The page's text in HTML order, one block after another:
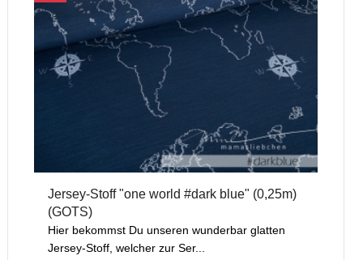
Jersey-Stoff "one world #dark blue" (0,25m)
(GOTS)
Hier bekommst Du unseren wunderbar glatten
Jersey-Stoff, welcher zur Ser...